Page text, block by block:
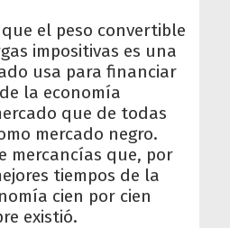
el peso convertible
impositivas es una
usa para financiar
la economía
que de todas
mercado negro.
mercancías que, por
tiempos de la
cien por cien
existió.